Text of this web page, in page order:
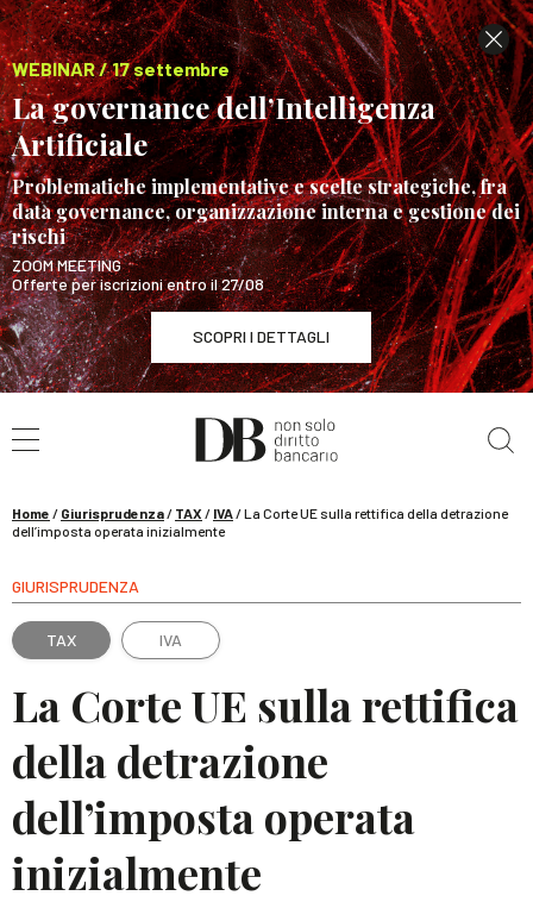
WEBINAR / 17 settembre
La governance dell’Intelligenza
Artificiale
Problematiche implementative e scelte strategiche, fra
data governance, organizzazione interna e gestione dei
rischi
ZOOM MEETING
Offerte per iscrizioni entro il 27/08
SCOPRI I DETTAGLI
WEBINAR / 17 settembre
La governance dell’Intelligenza Artificiale
Home / Giurisprudenza/ TAX / IVA/La Corte UE sulla rettifica della detrazione
dell’imposta operata inizialmente
GIURISPRUDENZA
TAX IVA
La Corte UE sulla rettifica
della detrazione
dell’imposta operata
inizialmente